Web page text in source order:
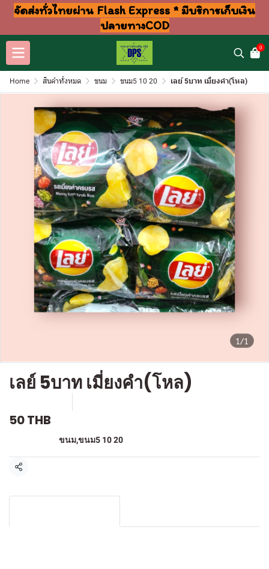
จัดส่งทั่วไทยผ่าน Flash Express * มีบริการเก็บเงิน
ปลายทางCOD
0
Home สินค้าทั้งหมด ขนม ขนม5 10 20 เลย์ 5บาท เมี่ยงคำ(โหล)
1/1
เลย์ 5บาท เมี่ยงคำ(โหล)
50 THB
ขนม,ขนม5 10 20
แชร์